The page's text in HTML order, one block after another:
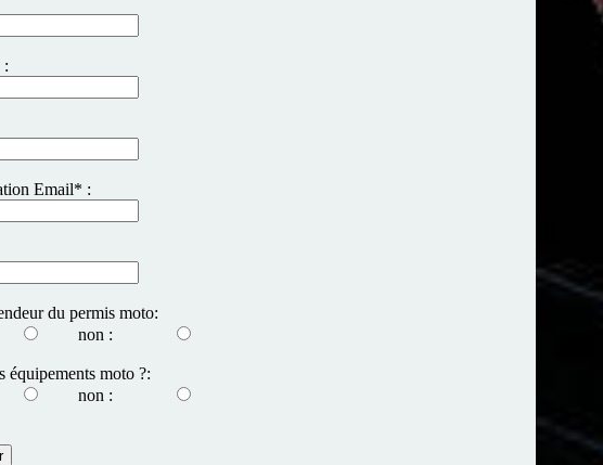
:
Email* :
du permis moto:
non :
équipements moto ?:
non :